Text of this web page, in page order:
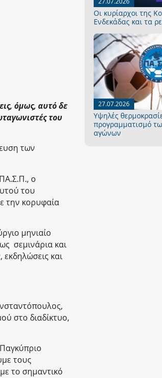
όμως, αυτό δε
του
των
ο
του
την κορυφαία
μηνιαίο
σεμινάρια και
και
στο διαδίκτυο,
τους
το σημαντικό
Οι κυρίαρχοι της
Ενδεκάδας και τα
27.07.2026
Yψηλές
προγραμματισμό
αγώνων